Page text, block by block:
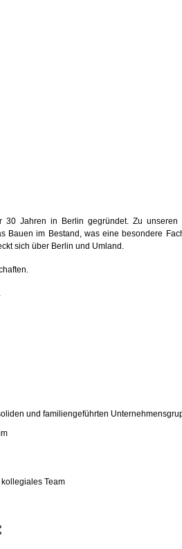
30 Jahren in Berlin gegründet. Zu
im Bestand, was eine besondere
sich über Berlin und Umland.
und familiengeführten
Team